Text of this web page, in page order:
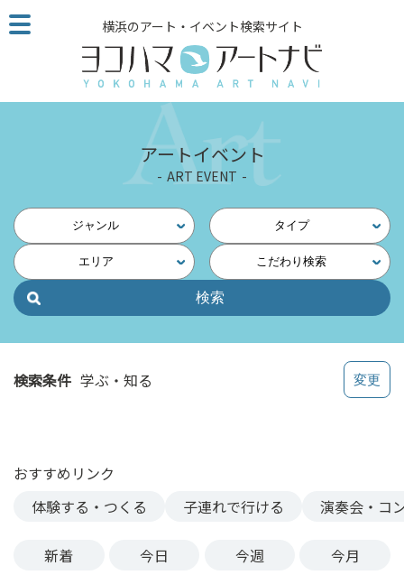
こ
の
ジ
読
他
ペ
の
横浜のアート・イベント検索サイト
アートイベント
ART EVENT
ジャンル タイプ
エリア こだわり検索
検索条件 学ぶ・知る
おすすめリンク
体験する・つくる
子連れで行ける 演奏会・コ
新着 今日 今週 今月